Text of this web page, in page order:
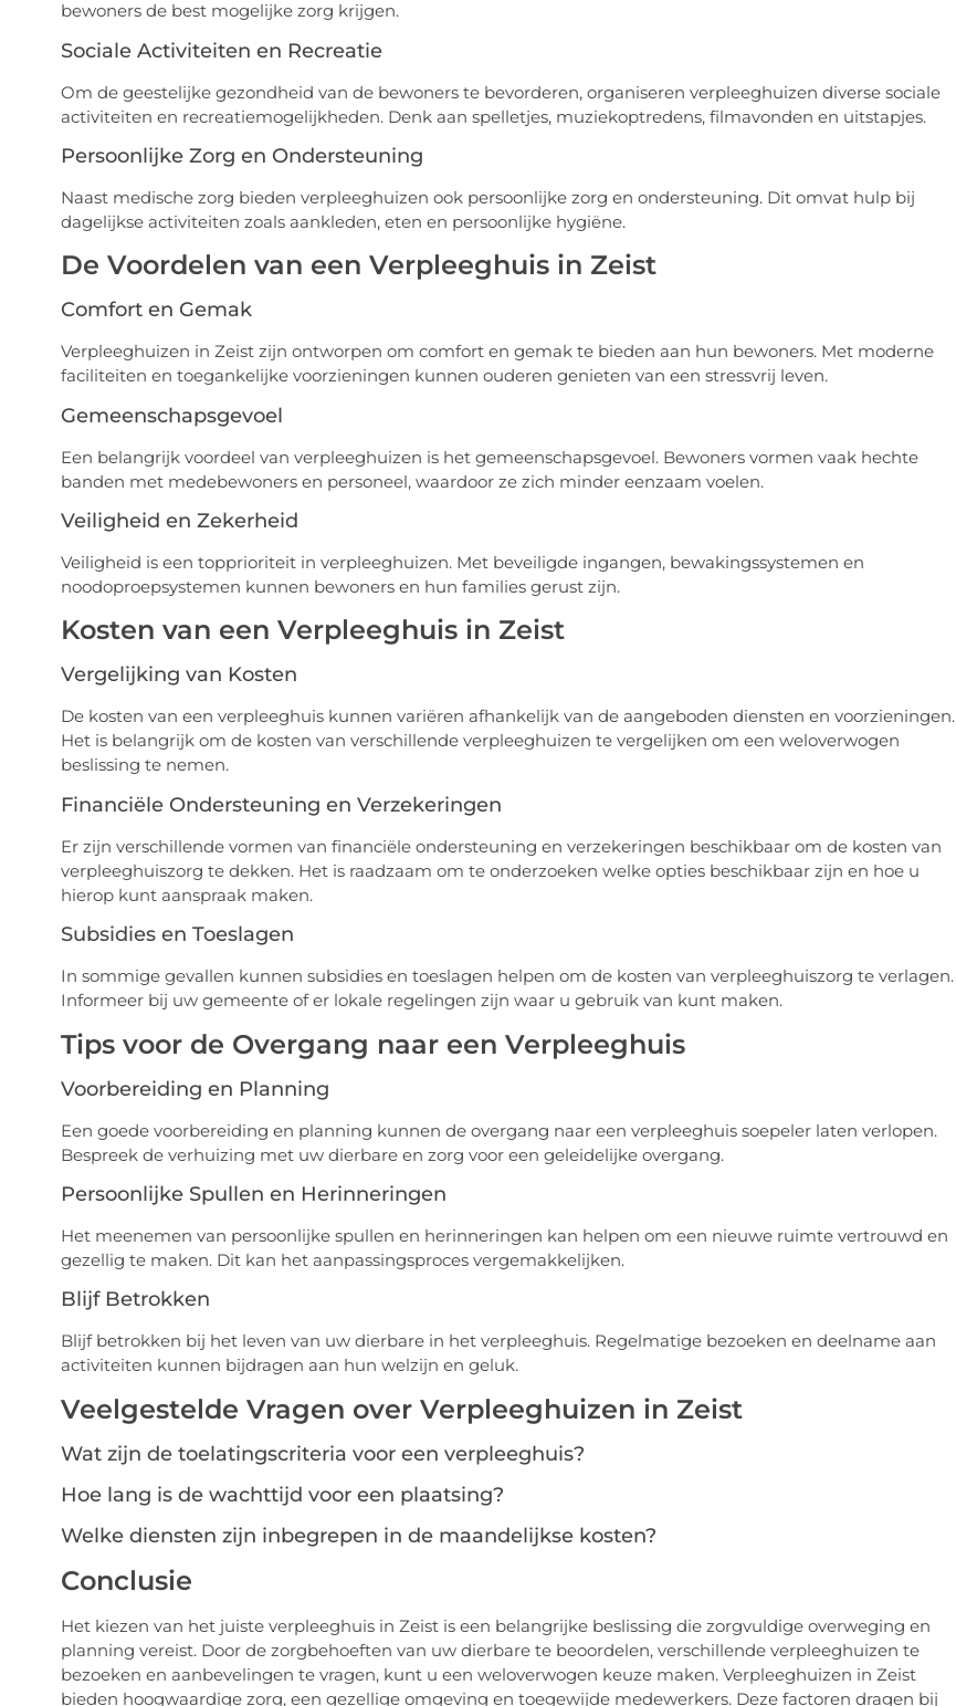
bewoners de best mogelijke zorg krijgen.
Sociale Activiteiten en Recreatie
Om de geestelijke gezondheid van de bewoners te bevorderen, organiseren verpleeghuizen diverse sociale
activiteiten en recreatiemogelijkheden. Denk aan spelletjes, muziekoptredens, filmavonden en uitstapjes.
Persoonlijke Zorg en Ondersteuning
Naast medische zorg bieden verpleeghuizen ook persoonlijke zorg en ondersteuning. Dit omvat hulp bij
dagelijkse activiteiten zoals aankleden, eten en persoonlijke hygiëne.
De Voordelen van een Verpleeghuis in Zeist
Comfort en Gemak
Verpleeghuizen in Zeist zijn ontworpen om comfort en gemak te bieden aan hun bewoners. Met moderne
faciliteiten en toegankelijke voorzieningen kunnen ouderen genieten van een stressvrij leven.
Gemeenschapsgevoel
Een belangrijk voordeel van verpleeghuizen is het gemeenschapsgevoel. Bewoners vormen vaak hechte
banden met medebewoners en personeel, waardoor ze zich minder eenzaam voelen.
Veiligheid en Zekerheid
Veiligheid is een topprioriteit in verpleeghuizen. Met beveiligde ingangen, bewakingssystemen en
noodoproepsystemen kunnen bewoners en hun families gerust zijn.
Kosten van een Verpleeghuis in Zeist
Vergelijking van Kosten
De kosten van een verpleeghuis kunnen variëren afhankelijk van de aangeboden diensten en voorzieningen.
Het is belangrijk om de kosten van verschillende verpleeghuizen te vergelijken om een weloverwogen
beslissing te nemen.
Financiële Ondersteuning en Verzekeringen
Er zijn verschillende vormen van financiële ondersteuning en verzekeringen beschikbaar om de kosten van
verpleeghuiszorg te dekken. Het is raadzaam om te onderzoeken welke opties beschikbaar zijn en hoe u
hierop kunt aanspraak maken.
Subsidies en Toeslagen
In sommige gevallen kunnen subsidies en toeslagen helpen om de kosten van verpleeghuiszorg te verlagen.
Informeer bij uw gemeente of er lokale regelingen zijn waar u gebruik van kunt maken.
Tips voor de Overgang naar een Verpleeghuis
Voorbereiding en Planning
Een goede voorbereiding en planning kunnen de overgang naar een verpleeghuis soepeler laten verlopen.
Bespreek de verhuizing met uw dierbare en zorg voor een geleidelijke overgang.
Persoonlijke Spullen en Herinneringen
Het meenemen van persoonlijke spullen en herinneringen kan helpen om een nieuwe ruimte vertrouwd en
gezellig te maken. Dit kan het aanpassingsproces vergemakkelijken.
Blijf Betrokken
Blijf betrokken bij het leven van uw dierbare in het verpleeghuis. Regelmatige bezoeken en deelname aan
activiteiten kunnen bijdragen aan hun welzijn en geluk.
Veelgestelde Vragen over Verpleeghuizen in Zeist
Wat zijn de toelatingscriteria voor een verpleeghuis?
Hoe lang is de wachttijd voor een plaatsing?
Welke diensten zijn inbegrepen in de maandelijkse kosten?
Conclusie
Het kiezen van het juiste verpleeghuis in Zeist is een belangrijke beslissing die zorgvuldige overweging en
planning vereist. Door de zorgbehoeften van uw dierbare te beoordelen, verschillende verpleeghuizen te
bezoeken en aanbevelingen te vragen, kunt u een weloverwogen keuze maken. Verpleeghuizen in Zeist
bieden hoogwaardige zorg, een gezellige omgeving en toegewijde medewerkers. Deze factoren dragen bij